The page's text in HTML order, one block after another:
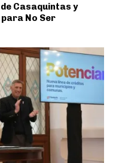
Casaquintas y
No Ser